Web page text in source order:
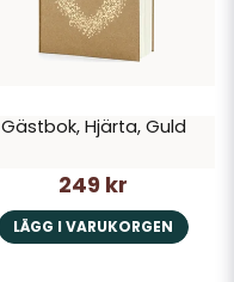
Gästbok, Hjärta, Guld
249 kr
LÄGG I VARUKORGEN